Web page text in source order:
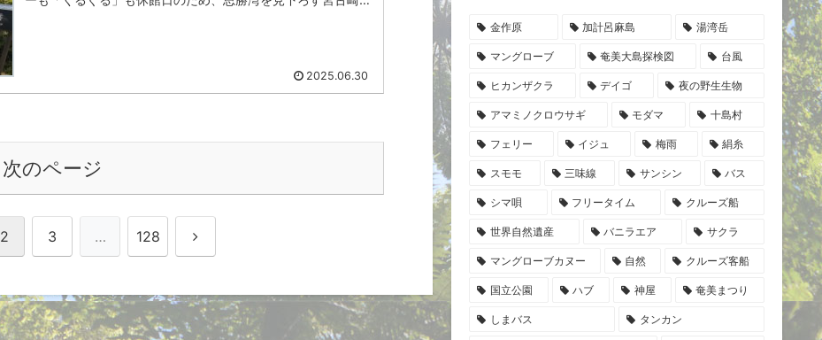
2025.06.30
次のページ
2 3 … 128 次
金作原 加計呂麻島 湯湾岳
マングローブ 奄美大島探検図 台風
ヒカンザクラ デイゴ 夜の野生生物
アマミノクロウサギ モダマ 十島村
フェリー イジュ 梅雨 絹糸
スモモ 三味線 サンシン バス
シマ唄 フリータイム クルーズ船
世界自然遺産 バニラエア サクラ
マングローブカヌー 自然 クルーズ客船
国立公園 ハブ 神屋 奄美まつり
しまバス タンカン